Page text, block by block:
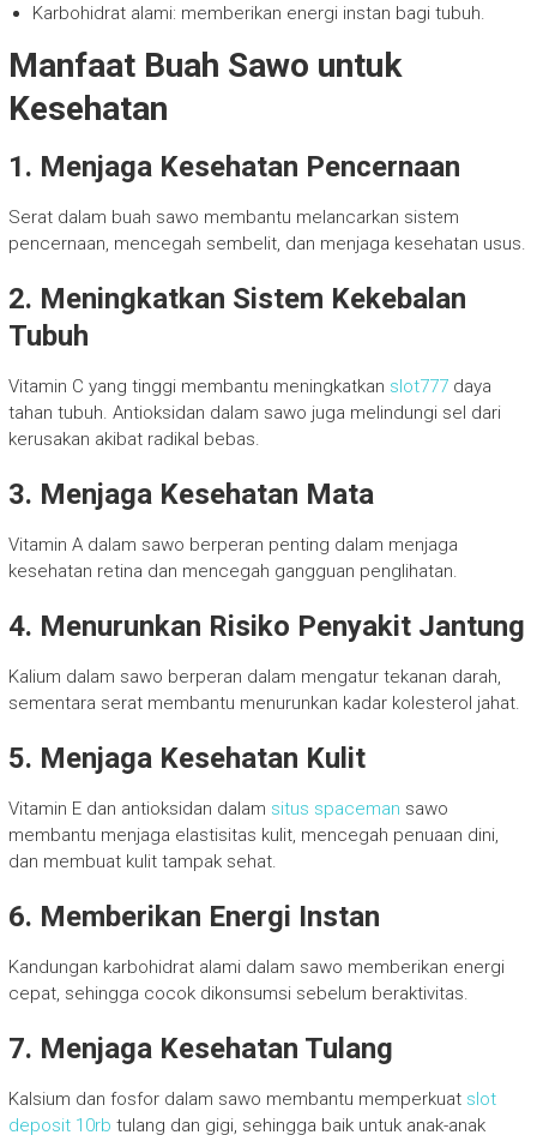
Karbohidrat alami: memberikan energi instan bagi tubuh.
Manfaat Buah Sawo untuk
Kesehatan
1. Menjaga Kesehatan Pencernaan
Serat dalam buah sawo membantu melancarkan sistem
pencernaan, mencegah sembelit, dan menjaga kesehatan usus.
2. Meningkatkan Sistem Kekebalan
Tubuh
Vitamin C yang tinggi membantu meningkatkan slot777daya
tahan tubuh. Antioksidan dalam sawo juga melindungi sel dari
kerusakan akibat radikal bebas.
3. Menjaga Kesehatan Mata
Vitamin A dalam sawo berperan penting dalam menjaga
kesehatan retina dan mencegah gangguan penglihatan.
4. Menurunkan Risiko Penyakit Jantung
Kalium dalam sawo berperan dalam mengatur tekanan darah,
sementara serat membantu menurunkan kadar kolesterol jahat.
5. Menjaga Kesehatan Kulit
Vitamin E dan antioksidan dalam situs spaceman sawo
membantu menjaga elastisitas kulit, mencegah penuaan dini,
dan membuat kulit tampak sehat.
6. Memberikan Energi Instan
Kandungan karbohidrat alami dalam sawo memberikan energi
cepat, sehingga cocok dikonsumsi sebelum beraktivitas.
7. Menjaga Kesehatan Tulang
Kalsium dan fosfor dalam sawo membantu memperkuat slot
deposit 10rb tulang dan gigi, sehingga baik untuk anak-anak